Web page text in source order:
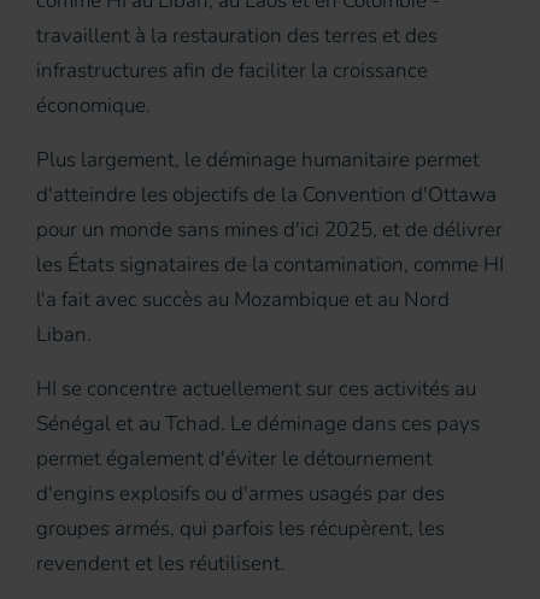
travaillent à la restauration des terres et des
infrastructures afin de faciliter la croissance
économique.
Plus largement, le déminage humanitaire permet
d'atteindre les objectifs de la Convention d'Ottawa
pour un monde sans mines d'ici 2025, et de délivrer
les États signataires de la contamination, comme HI
l'a fait avec succès au Mozambique et au Nord
Liban.
HI se concentre actuellement sur ces activités au
Sénégal et au Tchad. Le déminage dans ces pays
permet également d'éviter le détournement
d'engins explosifs ou d'armes usagés par des
groupes armés, qui parfois les récupèrent, les
revendent et les réutilisent.